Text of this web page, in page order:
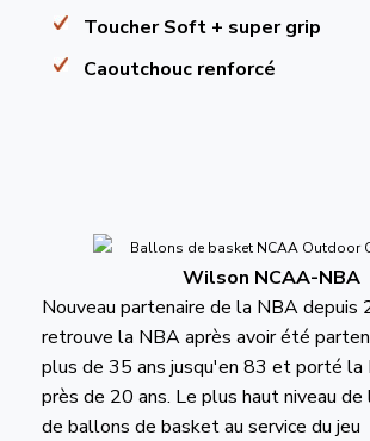
Toucher Soft + super grip
Caoutchouc renforcé
Wilson NCAA-NBA
Nouveau partenaire de la NBA
retrouve la NBA après avoir été
plus de 35 ans jusqu'en 83 et porté la
près de 20 ans. Le plus haut niveau de
de ballons de basket au service du jeu